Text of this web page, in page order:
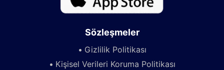
Sözleşmeler
Gizlilik Politikası
Kişisel Verileri Koruma Politikası